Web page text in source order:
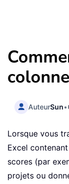
AuteurSun•
Lorsque vous
Excel
scores (par
projets ou